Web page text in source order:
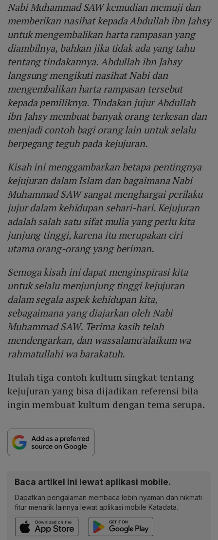
Nabi Muhammad SAW kemudian memuji dan
memberikan nasihat kepada Abdullah ibn Jahsy
untuk mengembalikan harta rampasan yang
diambilnya, bahkan jika tidak ada yang tahu
tentang tindakannya. Abdullah ibn Jahsy
langsung mengikuti nasihat Nabi dan
mengembalikan harta rampasan tersebut
kepada pemiliknya. Tindakan jujur Abdullah
ibn Jahsy membuat banyak orang terkesan dan
menjadi contoh bagi orang lain untuk selalu
berpegang teguh pada kejujuran.
Kisah ini menggambarkan betapa pentingnya
kejujuran dalam Islam dan bagaimana Nabi
Muhammad SAW sangat menghargai perilaku
jujur dalam kehidupan sehari-hari. Kejujuran
adalah salah satu sifat mulia yang perlu kita
junjung tinggi, karena itu merupakan ciri
utama orang-orang yang beriman.
Semoga kisah ini dapat menginspirasi kita
untuk selalu menjunjung tinggi kejujuran
dalam segala aspek kehidupan kita,
sebagaimana yang diajarkan oleh Nabi
Muhammad SAW. Terima kasih telah
mendengarkan, dan wassalamu'alaikum wa
rahmatullahi wa barakatuh.
Itulah tiga contoh kultum singkat tentang
kejujuran yang bisa dijadikan referensi bila
ingin membuat kultum dengan tema serupa.
Baca artikel ini lewat aplikasi mobile.
Dapatkan pengalaman membaca lebih nyaman dan nikmati
fitur menarik lainnya lewat aplikasi mobile Katadata.